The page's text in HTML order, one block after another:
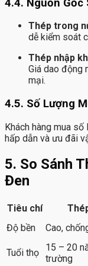
4.4. Nguồn Gốc
Thép trong
dễ kiểm soát
Thép nhập
Giá dao động
mại.
4.5. Số Lượng
Khách hàng mua
hấp dẫn và ưu đãi
5. So Sánh
Đen
Tiêu chí
Độ bền
Cao,
Tuổi thọ
15 – 20
trường